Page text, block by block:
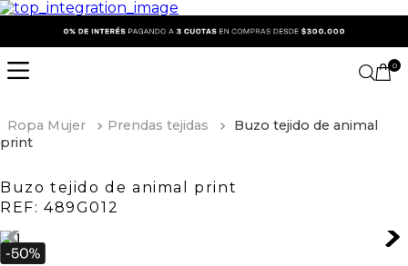
0
Ropa Mujer Prendas tejidas
Buzo tejido de animal
print
Buzo tejido de animal print
REF: 489G012